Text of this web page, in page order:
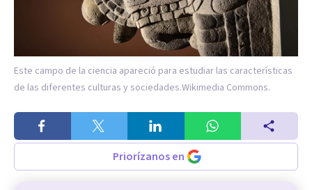
Este campo de la ciencia apareció para estudiar las características
de las diferentes culturas y sociedades.Wikimedia Commons.
Priorízanos en